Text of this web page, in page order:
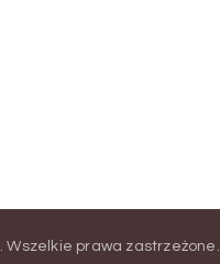
. Wszelkie prawa zastrzeżone.